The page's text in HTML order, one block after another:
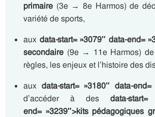
primaire (3e → 8e Harmos) de
variété de sports,
aux data-start= »3079″ data-end=
secondaire (9e → 11e Harmos)
règles, les enjeux et l’histoire des
aux data-start= »3180″ data-end=
d’accéder à des data-
end= »3239″>kits pédagogiques